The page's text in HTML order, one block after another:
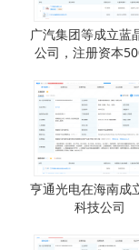
广汽集团等成立蓝
公司，注册资本
亨通光电在海南成
科技公司